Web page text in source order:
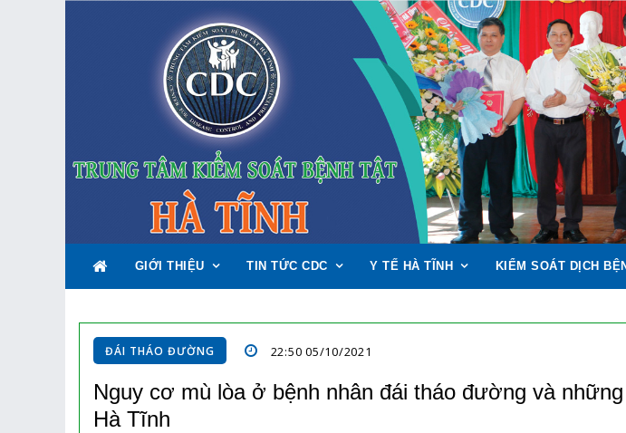
GIỚI THIỆU TIN TỨC CDC Y TẾ HÀ TĨNH KIỂM SOÁT DỊCH
ĐÁI THÁO ĐƯỜNG 22:50 05/10/2021
Nguy cơ mù lòa ở bệnh nhân đái tháo đường và
Hà Tĩnh